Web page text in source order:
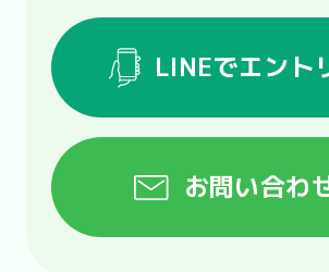
き合う姿勢が必要となります
『応援される人』。これが私
観です。
【募集要項】
募集職種
建築施工管理
ただいていることを自覚した
ち。何よりも自分自身が誠実
き合う姿勢が必要となります。
『応援される人』。これが私
観です。
LINEでエント
お問い合わ